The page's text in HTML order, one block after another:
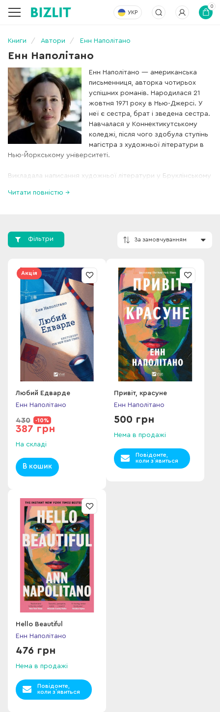
УКР
0
Книги Автори Енн Наполітано
Енн Наполітано
Енн Наполітано — американська
письменниця, авторка чотирьох
успішних романів. Народилася 21
жовтня 1971 року в Нью-Джерсі. У
неї є сестра, брат і зведена сестра.
Навчалася у Коннектикутському
коледжі, після чого здобула ступінь
магістра з художньої літератури в
Нью-Йоркському університеті.
Викладала написання художньої літератури у Бруклінському
Writers Workshop. З 2014 до 2020 року була асоційованим
Book Club. Наразі книгу перекладено на понад 30 мов.
Роман "Hello Beautiful" був номінований на Дублінську
Роман "Dear Edward" був опублікований у січні 2020 року
та одразу став бестселером The New York Times, а також
був вибраний для "Read with Jenna". На основі роману
вийшов серіал на Apple TV+ за участю Конні Бріттон. Роман
було видано у майже 30 країнах світу. Енн також є
авторкою романів "A Good Hard Look" та її дебютного
роману "Within Arm’s Reach", який був адаптований для
театральної постановки в Нью-Йорку у 2014 році та
перевиданий у квітні 2023 року з новою обкладинкою.
Її роман "A Good Hard Look" увійшов до списків бестселерів
Southern Independent та був обраний NPR як одна з
найкращих книг 2011 року. Наполітано проживає у районі
синами.
Читати повністю →
Фільтри
За
Акція
Любий Едварде
Енн Наполітано
430 -10%
387 грн
На складі
В кошик
Привіт, красуне
Енн Наполітано
500 грн
Нема в продажі
Повідомте,
коли з`явиться
Hello Beautiful
Енн Наполітано
476 грн
Нема в продажі
Повідомте,
коли з`явиться